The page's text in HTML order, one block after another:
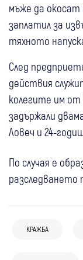
мъже да
заплатил за
тяхното
След
действия
колегите им от
задържали
Ловеч и 24-
По случая е
разследването
КРАЖБА